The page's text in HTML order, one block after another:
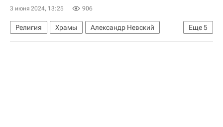
Усадьба
3 июня 2024, 13:25 906
Еще5
Религия Храмы
Александр Невский
Владимир Ресин
Сергей Собянин